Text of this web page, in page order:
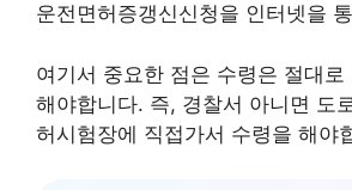
운전면허증갱신신청을 인터넷을
여기서 중요한 점은 수령은 절대
해야합니다. 즉, 경찰서 아니면 도
허시험장에 직접가서 수령을 해야